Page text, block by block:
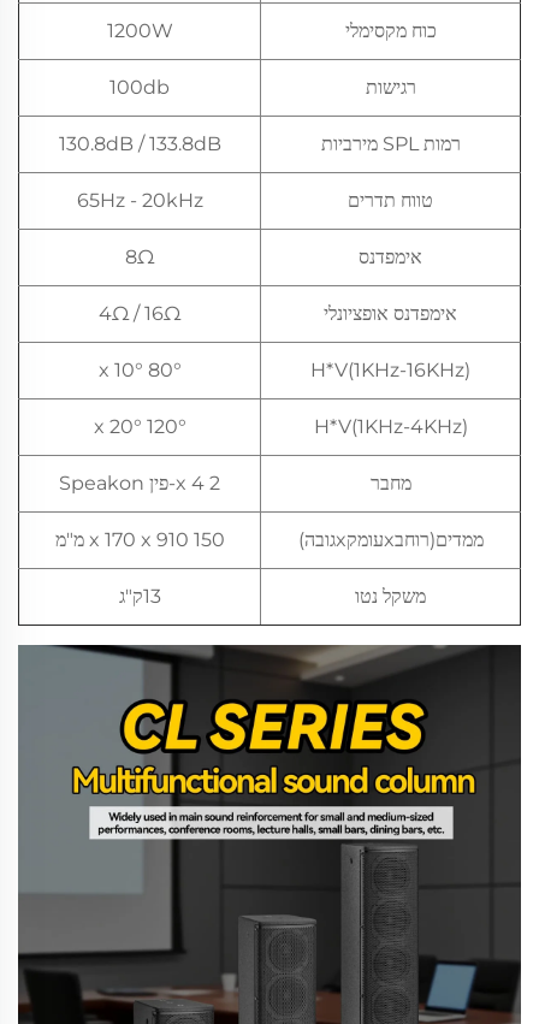
כוח מקסימלי 1200W
רגישות 100db
רמות SPL מירביות 130.8dB / 133.8dB
טווח תדרים 65Hz - 20kHz
אימפדנס 8Ω
אימפדנס אופציונלי 4Ω / 16Ω
H*V(1KHz-16KHz)
80° x 10°
H*V(1KHz-4KHz)
120° x 20°
מחבר 2 x 4-פין Speakon
ממדים(רוחבxעומקxגובה) 150 x 170 x 910 מ"מ
משקל נטו 13ק"ג